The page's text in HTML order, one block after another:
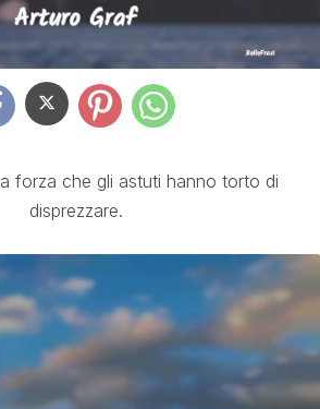
forza che gli astuti hanno torto di
disprezzare.